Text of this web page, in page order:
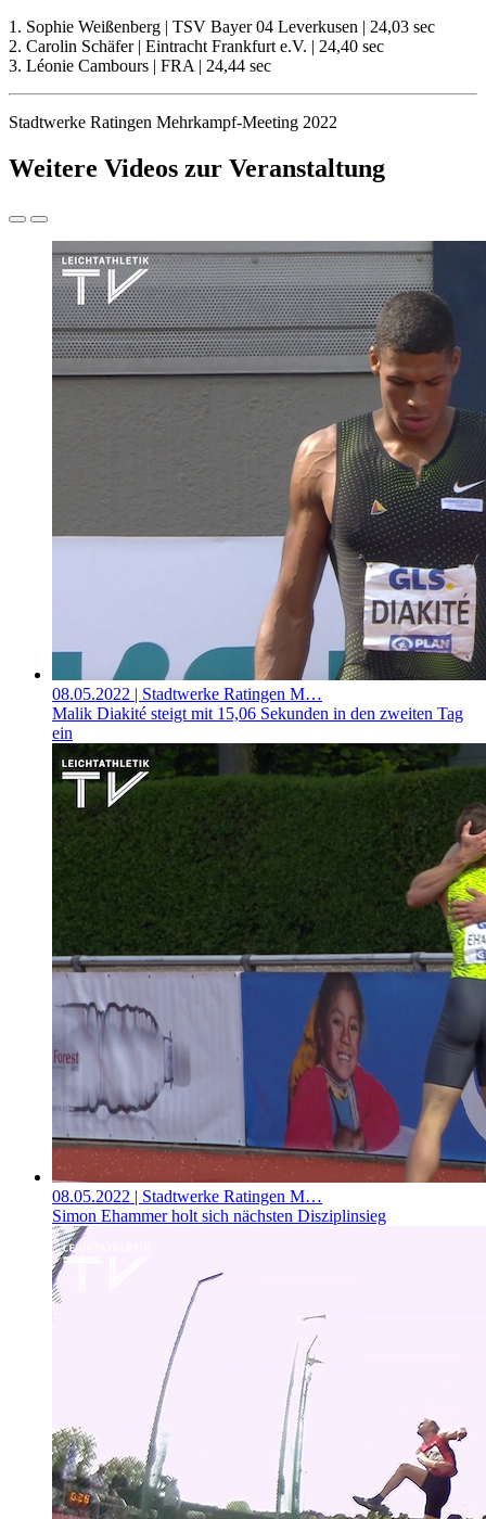
1. Sophie Weißenberg | TSV Bayer 04 Leverkusen | 24,03 sec
2. Carolin Schäfer | Eintracht Frankfurt e.V. | 24,40 sec
3. Léonie Cambours | FRA | 24,44 sec
Stadtwerke Ratingen Mehrkampf-Meeting 2022
Weitere Videos zur Veranstaltung
08.05.2022 | Stadtwerke Ratingen M…
Malik Diakité steigt mit 15,06 Sekunden in den zweiten Tag
ein
08.05.2022 | Stadtwerke Ratingen M…
Simon Ehammer holt sich nächsten Disziplinsieg